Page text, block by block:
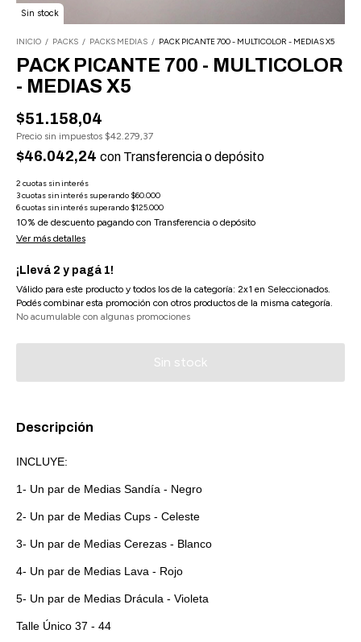
Sin stock
INICIO / PACKS / PACKS MEDIAS / PACK PICANTE 700 - MULTICOLOR - MEDIAS X5
PACK PICANTE 700 - MULTICOLOR
- MEDIAS X5
$51.158,04
Precio sin impuestos $42.279,37
$46.042,24 con Transferencia o depósito
10% de descuento pagando con Transferencia o depósito
Ver más detalles
¡Llevá 2 y pagá 1!
Válido para este producto y todos los de la categoría: 2x1 en Seleccionados.
Podés combinar esta promoción con otros productos de la misma categoría.
No acumulable con algunas promociones
Descripción
INCLUYE:
1- Un par de Medias Sandía - Negro
2- Un par de Medias Cups - Celeste
3- Un par de Medias Cerezas - Blanco
4- Un par de Medias Lava - Rojo
5- Un par de Medias Drácula - Violeta
Talle Único 37 - 44